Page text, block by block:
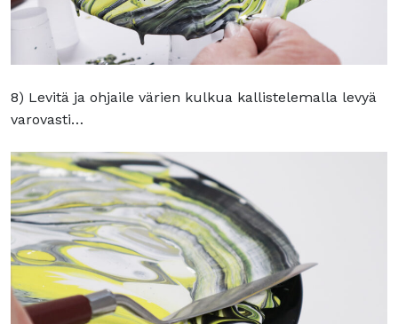
8) Levitä ja ohjaile värien kulkua kallistelemalla levyä
varovasti…